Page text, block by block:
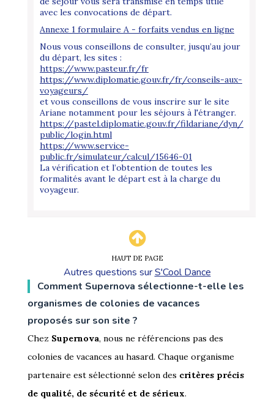
avec les convocations de départ.
Annexe 1 formulaire A - forfaits vendus en ligne
Nous vous conseillons de consulter, jusqu’au jour
du départ, les sites :
https://www.pasteur.fr/fr
https://www.diplomatie.gouv.fr/fr/conseils-aux-
voyageurs/
et vous conseillons de vous inscrire sur le site
Ariane notamment pour les séjours à l'étranger.
https://pastel.diplomatie.gouv.fr/fildariane/dyn/
public/login.html
https://www.service-
public.fr/simulateur/calcul/15646-01
La vérification et l’obtention de toutes les
formalités avant le départ est à la charge du
voyageur.
HAUT DE PAGE
Autres questions surS'Cool Dance
Comment Supernova sélectionne-t-elle les
organismes de colonies de vacances
proposés sur son site ?
Chez Supernova, nous ne référencions pas des
colonies de vacances au hasard. Chaque organisme
partenaire est sélectionné selon des critères précis
de qualité, de sécurité et de sérieux.